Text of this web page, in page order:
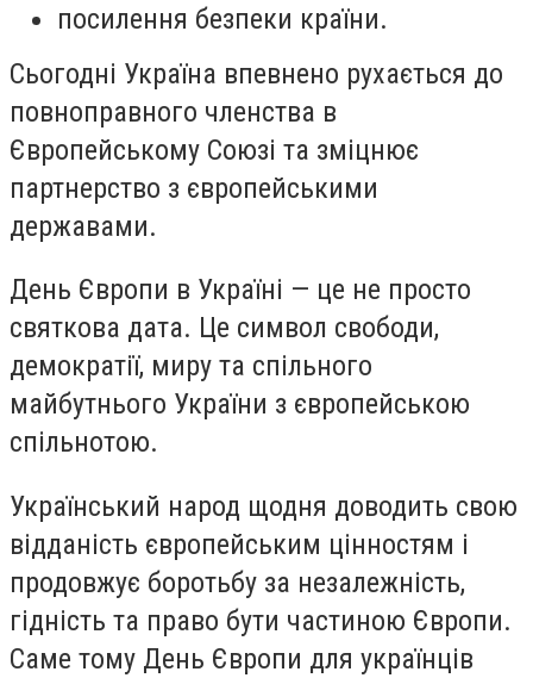
посилення безпеки країни.
Сьогодні Україна впевнено рухається до
повноправного членства в
Європейському Союзі та зміцнює
партнерство з європейськими
державами.
День Європи в Україні — це не просто
святкова дата. Це символ свободи,
демократії, миру та спільного
майбутнього України з європейською
спільнотою.
Український народ щодня доводить свою
відданість європейським цінностям і
продовжує боротьбу за незалежність,
гідність та право бути частиною Європи.
Саме тому День Європи для українців